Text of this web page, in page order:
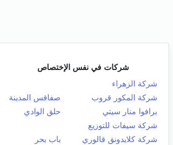
شركات في نفس الإختصاص
شركة الزهراء
شركة المكور قروب
صفاقس المدينة
برافوا منار سيتي
حلق الوادي
شركة سيفات للتوزيع
شركة كلايدونق قالوري
باب بحر